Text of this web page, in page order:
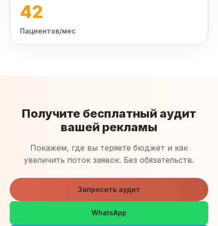
42
Пациентов/мес
Получите бесплатный аудит
вашей рекламы
Покажем, где вы теряете бюджет и как
увеличить поток заявок. Без обязательств.
Запросить аудит
WhatsApp